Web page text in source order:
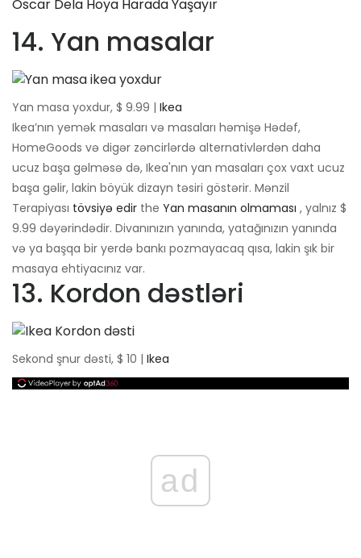
Oscar Dela Hoya Harada Yaşayır
14. Yan masalar
Yan masa yoxdur, $ 9.99 | Ikea
Ikea’nın yemək masaları və masaları həmişə Hədəf,
HomeGoods və digər zəncirlərdə alternativlərdən daha
ucuz başa gəlməsə də, Ikea'nın yan masaları çox vaxt ucuz
başa gəlir, lakin böyük dizayn təsiri göstərir. Mənzil
Terapiyası tövsiyə edir the Yan masanın olmaması , yalnız $
9.99 dəyərindədir. Divanınızın yanında, yatağınızın yanında
və ya başqa bir yerdə bankı pozmayacaq qısa, lakin şık bir
masaya ehtiyacınız var.
13. Kordon dəstləri
Sekond şnur dəsti, $ 10 | Ikea
ad